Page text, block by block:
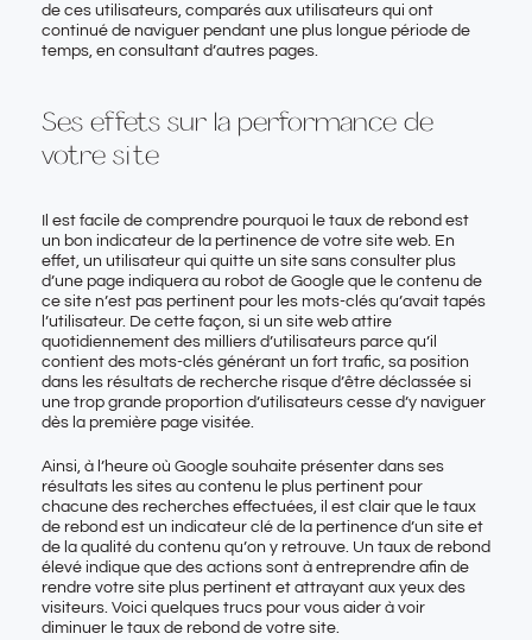
de ces utilisateurs, comparés aux utilisateurs qui ont
continué de naviguer pendant une plus longue période de
temps, en consultant d’autres pages.
Ses effets sur la performance de
votre site
Il est facile de comprendre pourquoi le taux de rebond est
un bon indicateur de la pertinence de votre site web. En
effet, un utilisateur qui quitte un site sans consulter plus
d’une page indiquera au robot de Google que le contenu de
ce site n’est pas pertinent pour les mots-clés qu’avait tapés
l’utilisateur. De cette façon, si un site web attire
quotidiennement des milliers d’utilisateurs parce qu’il
contient des mots-clés générant un fort trafic, sa position
dans les résultats de recherche risque d’être déclassée si
une trop grande proportion d’utilisateurs cesse d’y naviguer
dès la première page visitée.
Ainsi, à l’heure où Google souhaite présenter dans ses
résultats les sites au contenu le plus pertinent pour
chacune des recherches effectuées, il est clair que le taux
de rebond est un indicateur clé de la pertinence d’un site et
de la qualité du contenu qu’on y retrouve. Un taux de rebond
élevé indique que des actions sont à entreprendre afin de
rendre votre site plus pertinent et attrayant aux yeux des
visiteurs. Voici quelques trucs pour vous aider à voir
diminuer le taux de rebond de votre site.